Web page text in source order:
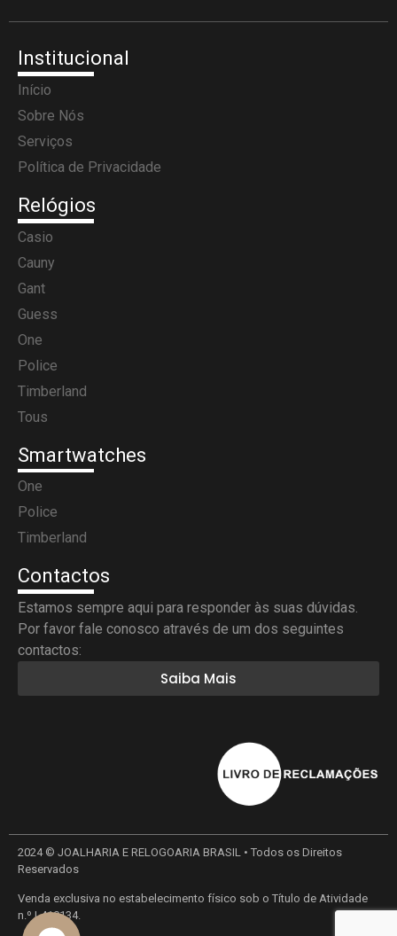
Institucional
Início
Sobre Nós
Serviços
Política de Privacidade
Relógios
Casio
Cauny
Gant
Guess
One
Police
Timberland
Tous
Smartwatches
One
Police
Timberland
Contactos
Estamos sempre aqui para responder às suas dúvidas.
Por favor fale conosco através de um dos seguintes
contactos:
Saiba Mais
2024 © JOALHARIA E RELOGOARIA BRASIL • Todos os Direitos
Reservados
Venda exclusiva no estabelecimento físico sob o Título de Atividade
n.º L410134.